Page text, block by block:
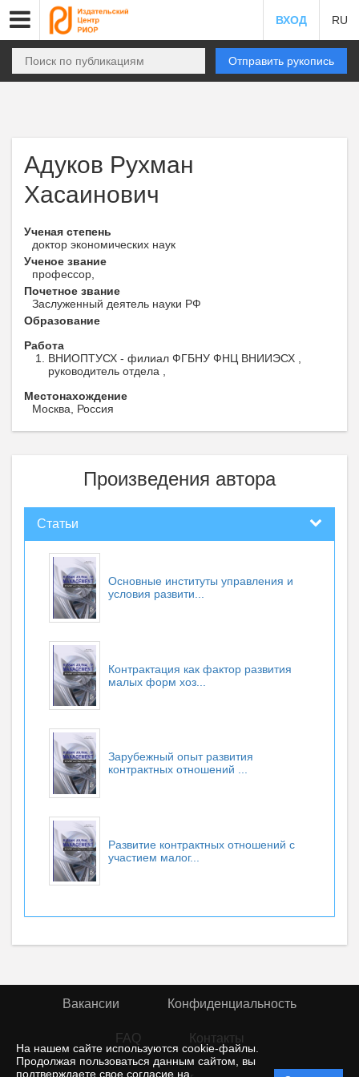
На нашем сайте используются cookie-файлы.
Продолжая пользоваться данным сайтом, вы
подтверждаете свое согласие на
ВХОД RU
Отправить рукопись
Адуков Рухман
Хасаинович
Ученая степень
доктор экономических наук
Ученое звание
профессор,
Почетное звание
Заслуженный деятель науки РФ
Образование
Работа
ВНИОПТУСХ - филиал ФГБНУ ФНЦ ВНИИЭСХ ,
руководитель отдела ,
Местонахождение
Москва, Россия
Произведения автора
Статьи
Основные институты управления и
условия развити...
Контрактация как фактор развития
малых форм хоз...
Зарубежный опыт развития
контрактных отношений ...
Развитие контрактных отношений с
участием малог...
Вакансии Конфиденциальность
FAQ Контакты